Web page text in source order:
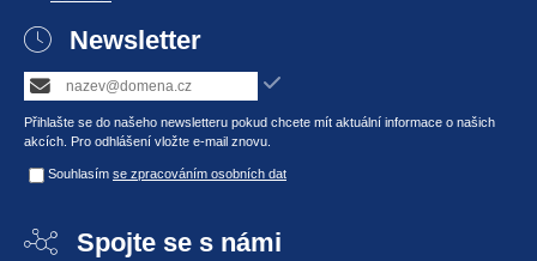
Newsletter
Přihlašte se do našeho newsletteru pokud chcete mít aktuální informace o našich
akcích. Pro odhlášení vložte e-mail znovu.
Souhlasím se zpracováním osobních dat
Spojte se s námi